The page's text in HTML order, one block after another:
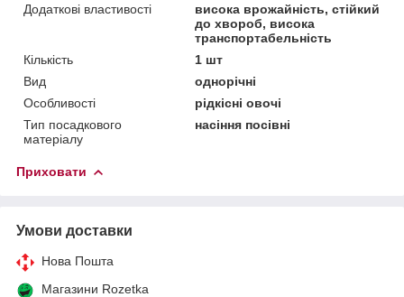
Додаткові властивості
висока врожайність, стійкий
до хвороб, висока
транспортабельність
Кількість
1 шт
Вид
однорічні
Особливості
рідкісні овочі
Тип посадкового
матеріалу
насіння посівні
Приховати
Умови доставки
Нова Пошта
Магазини Rozetka